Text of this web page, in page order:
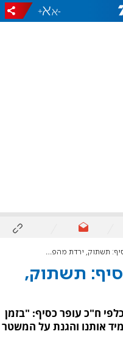
-
+
תשתוק, ירדת מהפסים
תשתוק,
ח"כ עופר כסיף: "בזמן
אותנו והגנת על המשטר